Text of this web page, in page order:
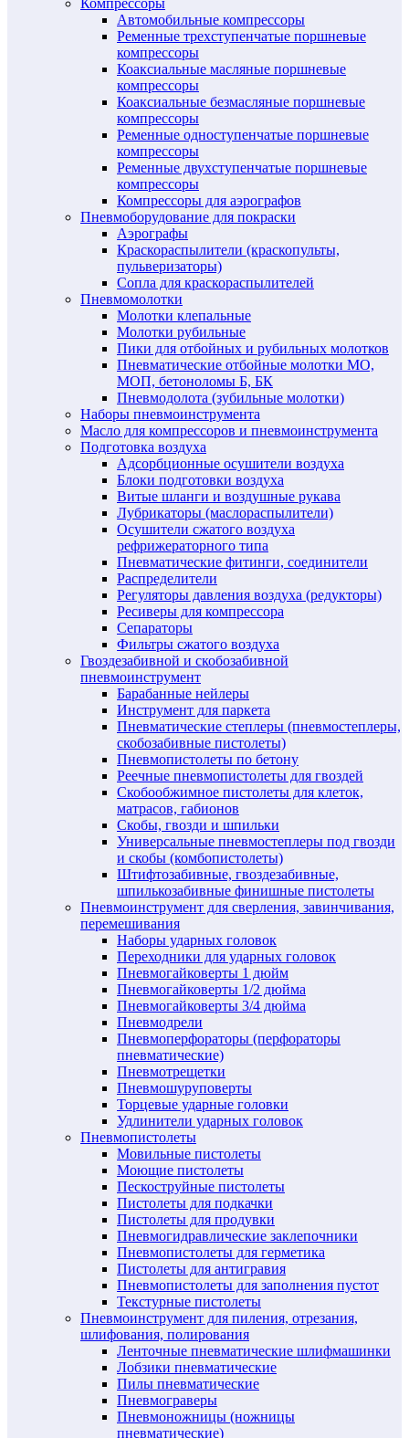
Автомобильные компрессоры
Ременные трехступенчатые поршневые
компрессоры
Коаксиальные масляные поршневые
компрессоры
Коаксиальные безмасляные поршневые
компрессоры
Ременные одноступенчатые поршневые
компрессоры
Ременные двухступенчатые поршневые
компрессоры
Компрессоры для аэрографов
Пневмоборудование для покраски
Аэрографы
Краскораспылители (краскопульты,
пульверизаторы)
Сопла для краскораспылителей
Пневмомолотки
Молотки клепальные
Молотки рубильные
Пики для отбойных и рубильных молотков
Пневматические отбойные молотки МО,
МОП, бетоноломы Б, БК
Пневмодолота (зубильные молотки)
Наборы пневмоинструмента
Масло для компрессоров и пневмоинструмента
Подготовка воздуха
Адсорбционные осушители воздуха
Блоки подготовки воздуха
Витые шланги и воздушные рукава
Лубрикаторы (маслораспылители)
Осушители сжатого воздуха
рефрижераторного типа
Пневматические фитинги, соединители
Распределители
Регуляторы давления воздуха (редукторы)
Ресиверы для компрессора
Сепараторы
Фильтры сжатого воздуха
Гвоздезабивной и скобозабивной
пневмоинструмент
Барабанные нейлеры
Инструмент для паркета
Пневматические степлеры (пневмостеплеры,
скобозабивные пистолеты)
Пневмопистолеты по бетону
Реечные пневмопистолеты для гвоздей
Скобообжимное пистолеты для клеток,
матрасов, габионов
Скобы, гвозди и шпильки
Универсальные пневмостеплеры под гвозди
и скобы (комбопистолеты)
Штифтозабивные, гвоздезабивные,
шпилькозабивные финишные пистолеты
Пневмоинструмент для сверления, завинчивания,
перемешивания
Наборы ударных головок
Переходники для ударных головок
Пневмогайковерты 1 дюйм
Пневмогайковерты 1/2 дюйма
Пневмогайковерты 3/4 дюйма
Пневмодрели
Пневмоперфораторы (перфораторы
пневматические)
Пневмотрещетки
Пневмошуруповерты
Торцевые ударные головки
Удлинители ударных головок
Пневмопистолеты
Мовильные пистолеты
Моющие пистолеты
Пескоструйные пистолеты
Пистолеты для подкачки
Пистолеты для продувки
Пневмогидравлические заклепочники
Пневмопистолеты для герметика
Пистолеты для антигравия
Пневмопистолеты для заполнения пустот
Текстурные пистолеты
Пневмоинструмент для пиления, отрезания,
шлифования, полирования
Ленточные пневматические шлифмашинки
Лобзики пневматические
Пилы пневматические
Пневмограверы
Пневмоножницы (ножницы
пневматические)